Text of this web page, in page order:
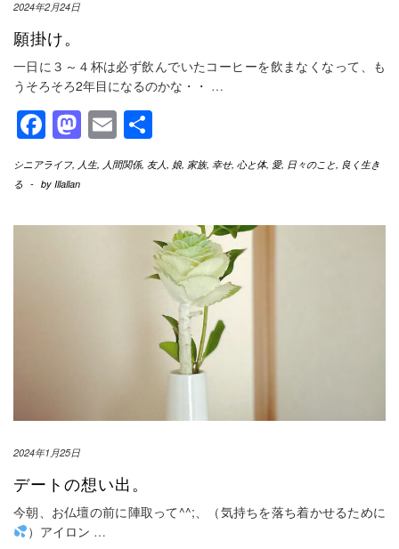
2024年2月24日
願掛け。
一日に３～４杯は必ず飲んでいたコーヒーを飲まなくなって、も
うそろそろ2年目になるのかな・・ …
Facebook
Mastodon
Email
有
シニアライフ, 人生, 人間関係, 友人 , 娘, 家族, 幸せ, 心と体, 愛, 日々のこと, 良く生き
る - by Illallan
2024年1月25日
デートの想い出。
今朝、お仏壇の前に陣取って^^;、（気持ちを落ち着かせるために
）アイロン …